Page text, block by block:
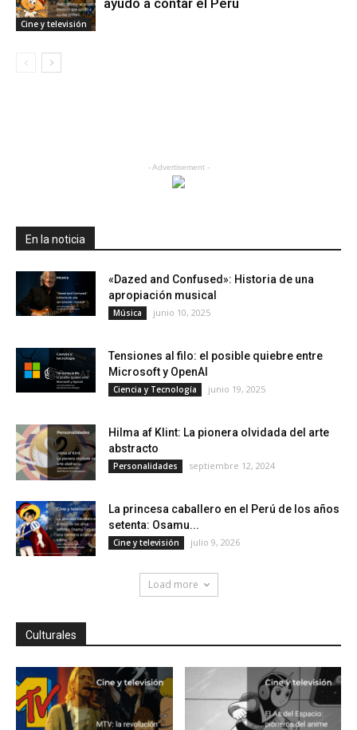
Cine y televisión
ayudó a contar el Perú
- Advertisement -
En la noticia
«Dazed and Confused»: Historia de una
apropiación musical
Música junio 10, 2025
Tensiones al filo: el posible quiebre entre
Microsoft y OpenAI
Ciencia y Tecnología junio 19, 2025
Hilma af Klint: La pionera olvidada del arte
abstracto
Personalidades septiembre 12, 2024
La princesa caballero en el Perú de los años
setenta: Osamu...
Cine y televisión julio 9, 2026
Load more
Culturales